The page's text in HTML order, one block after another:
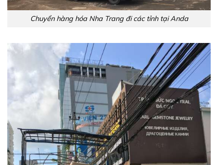
Chuyển hàng hóa Nha Trang đi các tỉnh tại Anda